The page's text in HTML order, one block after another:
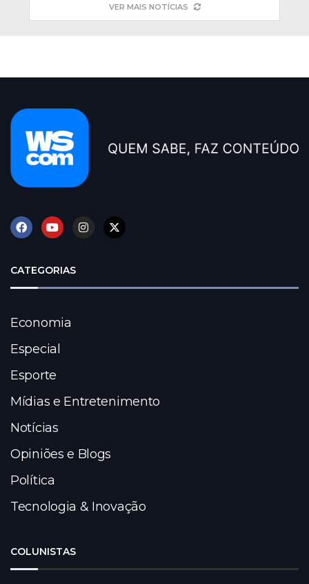
VER MAIS NOTÍCIAS
CATEGORIAS
Economia
Especial
Esporte
Mídias e Entretenimento
Notícias
Opiniões e Blogs
Política
Tecnologia & Inovação
COLUNISTAS